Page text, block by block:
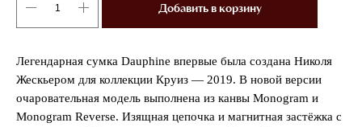
Добавить в корзину
Легендарная сумка Dauphine впервые была создана Николя
Жескьером для коллекции Круиз — 2019. В новой версии
очаровательная модель выполнена из канвы Monogram и
Monogram Reverse. Изящная цепочка и магнитная застёжка с